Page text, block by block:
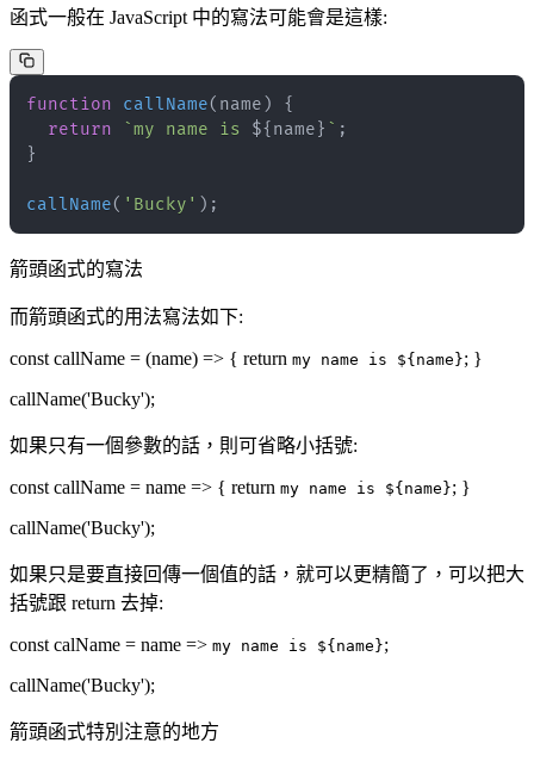
函式一般在 JavaScript 中的寫法可能會是這樣:
function callName( name )
{
return
`my name is ${ name } ` ;
}
callName( 'Bucky' ) ;
箭頭函式的寫法
而箭頭函式的用法寫法如下:
const callName = (name) => { return my name is ${name}; }
callName('Bucky');
如果只有一個參數的話，則可省略小括號:
const callName = name => { return my name is ${name}; }
callName('Bucky');
如果只是要直接回傳一個值的話，就可以更精簡了，可以把大
括號跟 return 去掉:
const calName = name => my name is ${name};
callName('Bucky');
箭頭函式特別注意的地方